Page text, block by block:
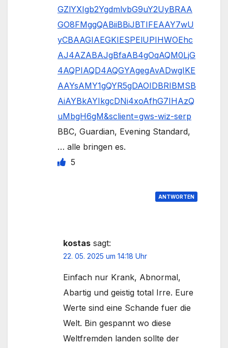
GZlYXIgb2YgdmlvbG9uY2UyBRAA
GO8FMggQABiiBBiJBTIFEAAY7wU
yCBAAGIAEGKIESPElUPIHWOEhc
AJ4AZABAJgBfaAB4gOqAQM0LjG
4AQPIAQD4AQGYAgegAvADwgIKE
AAYsAMY1gQYR5gDAOIDBRIBMSB
AiAYBkAYIkgcDNi4xoAfhG7IHAzQ
uMbgH6gM&sclient=gws-wiz-serp
BBC, Guardian, Evening Standard,
… alle bringen es.
5
ANTWORTEN
kostas sagt:
22. 05. 2025 um 14:18 Uhr
Einfach nur Krank, Abnormal,
Abartig und geistig total Irre. Eure
Werte sind eine Schande fuer die
Welt. Bin gespannt wo diese
Weltfremden landen sollte der